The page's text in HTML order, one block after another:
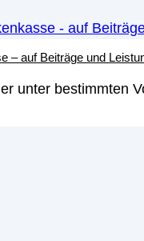
– auf Beiträge und
unter bestimmten
–
der Geburt des